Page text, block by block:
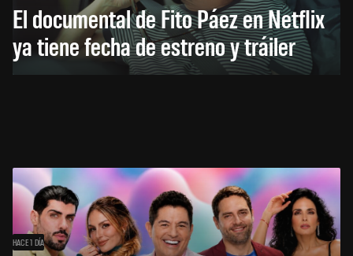
El documental de Fito Páez en Netflix
ya tiene fecha de estreno y tráiler
HACE 1 DÍA